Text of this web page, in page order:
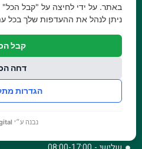
בלוג
מבצעים
צרו קשר
מדיניות פרטיות
שעות פעילות
באתר. על ידי לחיצה על "קבל
ניתן לנהל את ההעדפות שלך בכל
קבל
דחה
הגדרות
נבנה ע״י